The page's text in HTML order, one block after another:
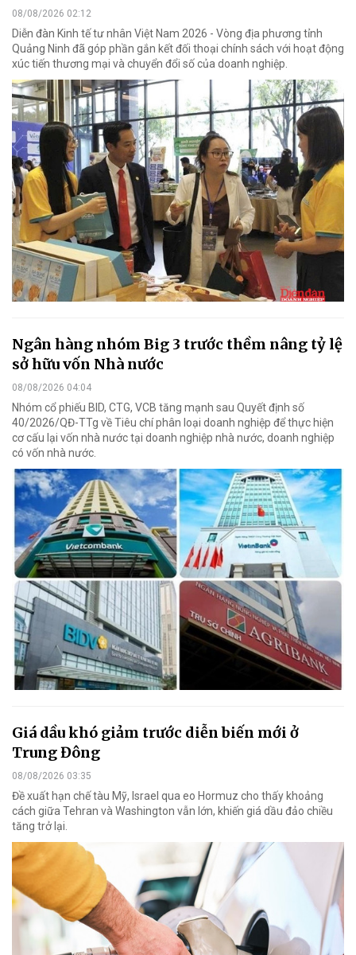
08/08/2026 02:12
Diễn đàn Kinh tế tư nhân Việt Nam 2026 - Vòng địa phương tỉnh
Quảng Ninh đã góp phần gắn kết đối thoại chính sách với hoạt động
xúc tiến thương mại và chuyển đổi số của doanh nghiệp.
Ngân hàng nhóm Big 3 trước thềm nâng tỷ lệ
sở hữu vốn Nhà nước
08/08/2026 04:04
Nhóm cổ phiếu BID, CTG, VCB tăng mạnh sau Quyết định số
40/2026/QĐ-TTg về Tiêu chí phân loại doanh nghiệp để thực hiện
cơ cấu lại vốn nhà nước tại doanh nghiệp nhà nước, doanh nghiệp
có vốn nhà nước.
Giá dầu khó giảm trước diễn biến mới ở
Trung Đông
08/08/2026 03:35
Đề xuất hạn chế tàu Mỹ, Israel qua eo Hormuz cho thấy khoảng
cách giữa Tehran và Washington vẫn lớn, khiến giá dầu đảo chiều
tăng trở lại.